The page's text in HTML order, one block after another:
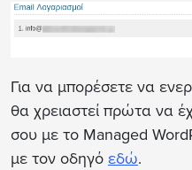
Για να μπορέσετε να
θα χρειαστεί πρώτα να
σου με το Managed
με τον οδηγό εδώ.